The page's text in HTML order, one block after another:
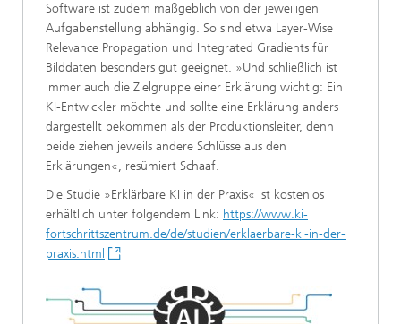
Software ist zudem maßgeblich von der jeweiligen
Aufgabenstellung abhängig. So sind etwa Layer-Wise
Relevance Propagation und Integrated Gradients für
Bilddaten besonders gut geeignet. »Und schließlich ist
immer auch die Zielgruppe einer Erklärung wichtig: Ein
KI-Entwickler möchte und sollte eine Erklärung anders
dargestellt bekommen als der Produktionsleiter, denn
beide ziehen jeweils andere Schlüsse aus den
Erklärungen«, resümiert Schaaf.
Die Studie »Erklärbare KI in der Praxis« ist kostenlos
erhältlich unter folgendem Link: https://www.ki-
fortschrittszentrum.de/de/studien/erklaerbare-ki-in-der-
praxis.html